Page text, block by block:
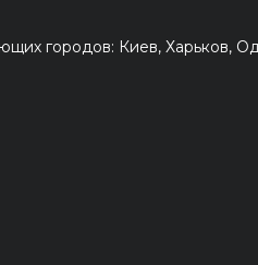
городов: Киев, Харьков,